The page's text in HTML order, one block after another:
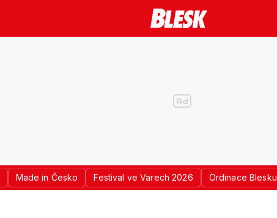
Made in Česko Festival ve Varech 2026 Ordinace Blesku